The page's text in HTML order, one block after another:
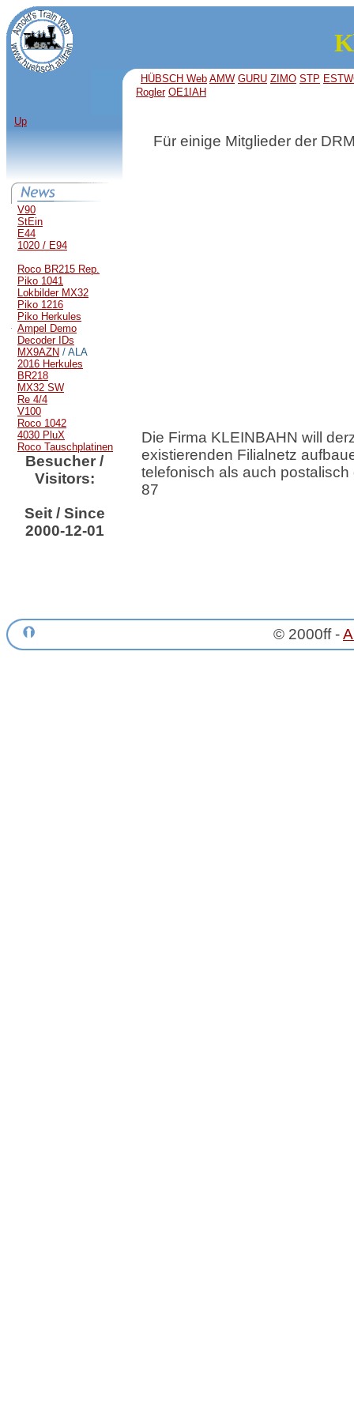
HÜBSCH Web AMW GURU ZIMO STP
Rogler OE1IAH
Up
V90
StEin
E44
1020 / E94
Roco BR215 Rep.
Piko 1041
Lokbilder MX32
Piko 1216
Piko Herkules
Ampel Demo
Decoder IDs
MX9AZN / ALA
2016 Herkules
BR218
MX32 SW
Re 4/4
V100
Roco 1042
4030 PluX
Roco Tauschplatinen
Besucher /
Visitors:
Seit / Since
2000-12-01
Für einige Mitglieder der
Die Firma KLEINBAHN will
existierenden Filialnetz
telefonisch als auch
87
© 2000ff -